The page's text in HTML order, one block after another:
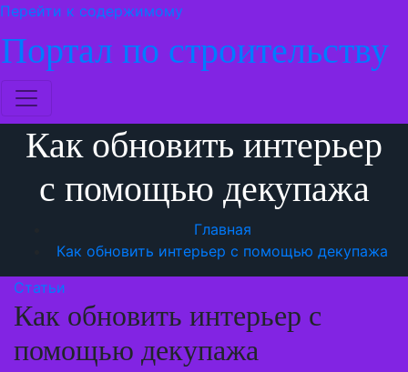
Перейти к содержимому
Портал по строительству
Как обновить интерьер
с помощью декупажа
Главная
Как обновить интерьер с помощью декупажа
Статьи
Как обновить интерьер с
помощью декупажа